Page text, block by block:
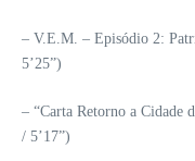
– V.E.M. – Episódio 2:
5’25”)
– “Carta Retorno a Cidade
/ 5’17”)